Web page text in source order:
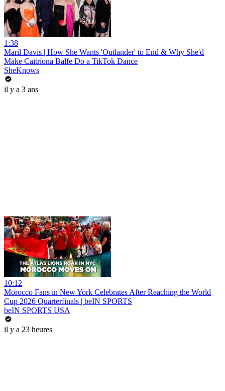
1:38
Maril Davis | How She Wants 'Outlander' to End & Why She'd
Make Caitríona Balfe Do a TikTok Dance
SheKnows
il y a 3 ans
10:12
Morocco Fans in New York Celebrates After Reaching the World
Cup 2026 Quarterfinals | beIN SPORTS
beIN SPORTS USA
il y a 23 heures